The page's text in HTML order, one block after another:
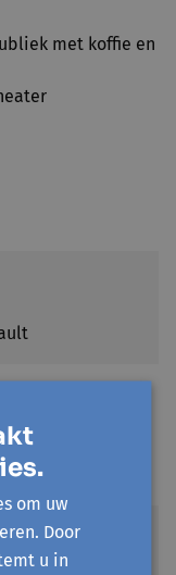
met koffie en
om uw
Door
u in